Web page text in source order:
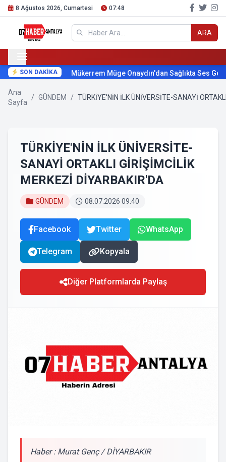
8 Ağustos 2026, Cumartesi 07:48
ARA
SON DAKİKAMükerrem Müge Onaydın'dan Sağlıkta Ses
Ana
Sayfa
/ GÜNDEM / TÜRKİYE'NİN İLK ÜNİVERSİTE-SANAYİ
TÜRKİYE'NİN İLK ÜNİVERSİTE-
SANAYİ ORTAKLI GİRİŞİMCİLİK
MERKEZİ DİYARBAKIR'DA
GÜNDEM 08.07.2026 09:40
Facebook Twitter WhatsApp
Telegram Kopyala
Diğer Platformlarda Paylaş
Haber : Murat Genç / DİYARBAKIR